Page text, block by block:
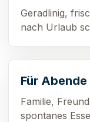
Geradlinig,
nach Urlaub
Für
Familie,
spontanes